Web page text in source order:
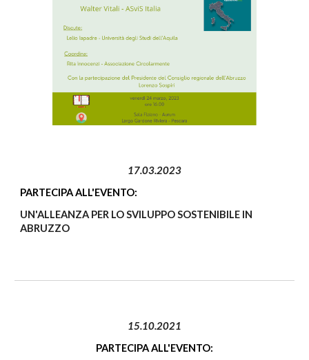
17.03.2023
PARTECIPA ALL'EVENTO:
UN'ALLEANZA PER LO SVILUPPO SOSTENIBILE IN
ABRUZZO
15.10.2021
PARTECIPA ALL'EVENTO: